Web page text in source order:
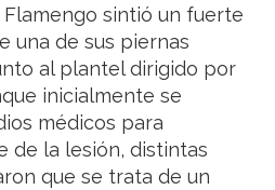
sintió un fuerte
una de sus piernas
al plantel dirigido por
inicialmente se
médicos para
de la lesión, distintas
que se trata de un